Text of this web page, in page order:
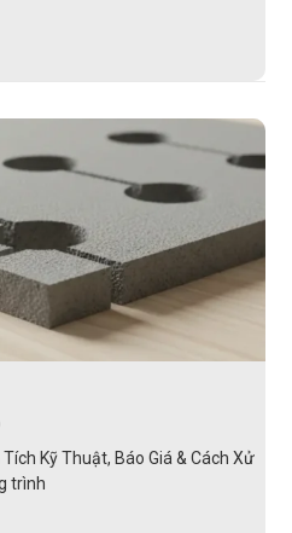
Kỹ Thuật, Báo Giá & Cách Xử
trình